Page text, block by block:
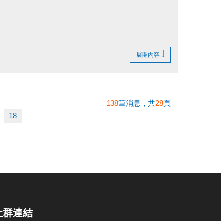
展開內容
18
138筆消息，共28頁
群連結